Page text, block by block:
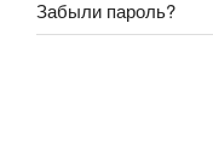
Забыли пароль?